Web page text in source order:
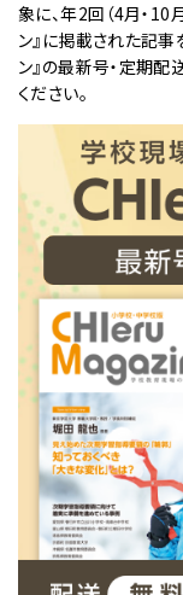
象に、年2回（4月・
ン』に掲載された記事
ン』の最新号・定期配
ください。